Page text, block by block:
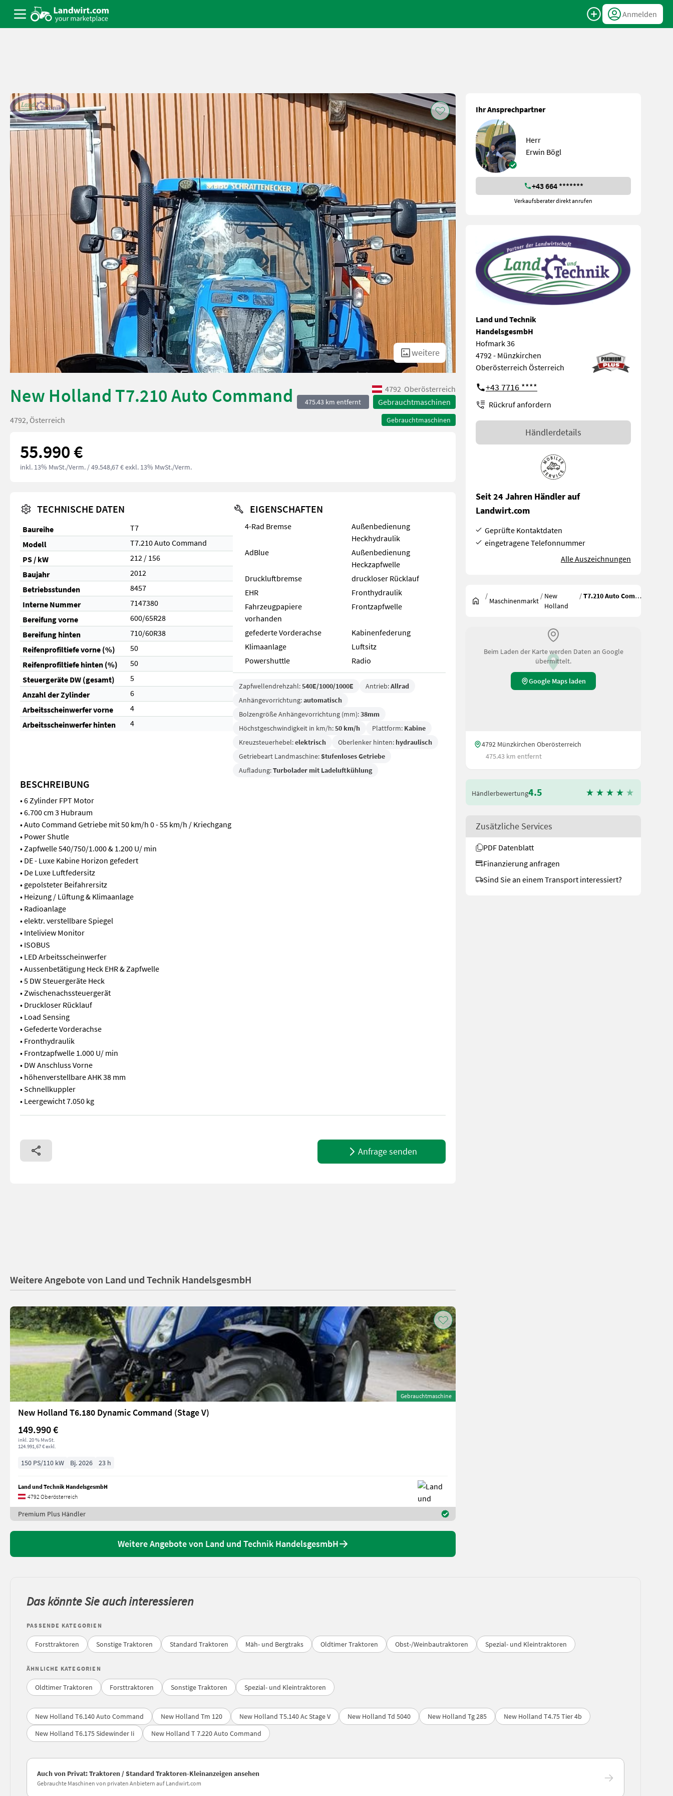
Anmelden
weitere
New Holland T7.210 Auto Command 4792 Oberösterreich
475.43 km entfernt Gebrauchtmaschinen
Gebrauchtmaschinen
4792, Österreich
55.990 €
inkl. 13% MwSt./Verm. / 49.548,67 € exkl. 13% MwSt./Verm.
TECHNISCHE DATEN
Baureihe
T7
Modell
T7.210 Auto Command
PS / kW
212 / 156
Baujahr
2012
Betriebsstunden
8457
Interne Nummer
7147380
Bereifung vorne
600/65R28
Bereifung hinten
710/60R38
Reifenprofiltiefe vorne (%)
50
Reifenprofiltiefe hinten (%)
50
Steuergeräte DW (gesamt)
5
Anzahl der Zylinder
6
Arbeitsscheinwerfer vorne
4
Arbeitsscheinwerfer hinten
4
EIGENSCHAFTEN
4-Rad Bremse
Außenbedienung
Heckhydraulik
AdBlue
Außenbedienung
Heckzapfwelle
Druckluftbremse
druckloser Rücklauf
EHR
Fronthydraulik
Fahrzeugpapiere
vorhanden
Frontzapfwelle
gefederte Vorderachse
Kabinenfederung
Klimaanlage
Luftsitz
Powershuttle
Radio
Zapfwellendrehzahl:540E/1000/1000E Antrieb:Allrad
Anhängevorrichtung:automatisch
Bolzengröße Anhängevorrichtung (mm):38mm
Höchstgeschwindigkeit in km/h:50 km/h Plattform: Kabine
Kreuzsteuerhebel:elektrisch Oberlenker hinten: hydraulisch
Getriebeart Landmaschine:Stufenloses Getriebe
Aufladung:Turbolader mit Ladeluftkühlung
BESCHREIBUNG
• 6 Zylinder FPT Motor
• 6.700 cm 3 Hubraum
• Auto Command Getriebe mit 50 km/h 0 - 55 km/h / Kriechgang
• Power Shutle
• Zapfwelle 540/750/1.000 & 1.200 U/ min
• DE - Luxe Kabine Horizon gefedert
• De Luxe Luftfedersitz
• gepolsteter Beifahrersitz
• Heizung / Lüftung & Klimaanlage
• Radioanlage
• elektr. verstellbare Spiegel
• Inteliview Monitor
• ISOBUS
• LED Arbeitsscheinwerfer
• Aussenbetätigung Heck EHR & Zapfwelle
• 5 DW Steuergeräte Heck
• Zwischenachssteuergerät
• Druckloser Rücklauf
• Load Sensing
• Gefederte Vorderachse
• Fronthydraulik
• Frontzapfwelle 1.000 U/ min
• DW Anschluss Vorne
• höhenverstellbare AHK 38 mm
• Schnellkuppler
• Leergewicht 7.050 kg
• 6 Zylinder FPT Motor • 6.700 cm 3 Hubraum • Auto Command Getriebe mit 50 km/h 0 - 55 km/h / Kriechgang • Power Shutle • Zapfwelle 540/750/1.000 & 1.200 U/ min • DE - Luxe Kabine
Anfrage senden
Ihr Ansprechpartner
Herr
Erwin Bögl
+43 664 *******
Verkaufsberater direkt anrufen
Land und Technik
HandelsgesmbH
Hofmark 36
4792 - Münzkirchen
Oberösterreich Österreich
+43 7716 ****
Rückruf anfordern
Händlerdetails
Seit 24 Jahren Händler auf
Landwirt.com
Geprüfte Kontaktdaten
eingetragene Telefonnummer
Alle Auszeichnungen
/
Maschinenmarkt
/ New
Holland
/ T7.210 Auto Command
Beim Laden der Karte werden Daten an Google
übermittelt.
Google Maps laden
4792 Münzkirchen Oberösterreich
475.43 km entfernt
Händlerbewertung4.5
Zusätzliche Services
PDF Datenblatt
Finanzierung anfragen
Sind Sie an einem Transport interessiert?
Weitere Angebote von Land und Technik HandelsgesmbH
Gebrauchtmaschine
New Holland T6.180 Dynamic Command (Stage V)
149.990 €
inkl. 20 % MwSt.
124.991,67 € exkl.
150 PS/110 kW Bj. 2026 23 h
Land und Technik HandelsgesmbH
4792 Oberösterreich
Premium Plus Händler
Weitere Angebote von Land und Technik HandelsgesmbH
Das könnte Sie auch interessieren
PASSENDE KATEGORIEN
Forsttraktoren Sonstige Traktoren Standard Traktoren Mäh- und Bergtraks Oldtimer Traktoren Obst-/Weinbautraktoren Spezial- und Kleintraktoren
ÄHNLICHE KATEGORIEN
Oldtimer Traktoren Forsttraktoren Sonstige Traktoren Spezial- und Kleintraktoren
New Holland T6.140 Auto Command New Holland Tm 120 New Holland T5.140 Ac Stage V New Holland Td 5040 New Holland Tg 285
New Holland T4.75 Tier 4b
New Holland T6.175 Sidewinder Ii
New Holland T 7.220 Auto Command
Auch von Privat: Traktoren / Standard Traktoren-Kleinanzeigen ansehen
Gebrauchte Maschinen von privaten Anbietern auf Landwirt.com